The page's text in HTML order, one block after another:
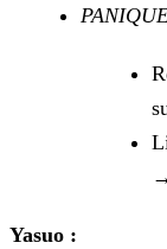
Yasuo :